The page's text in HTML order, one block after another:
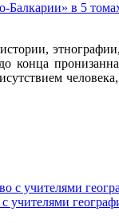
Балкарии» в 5
учителями